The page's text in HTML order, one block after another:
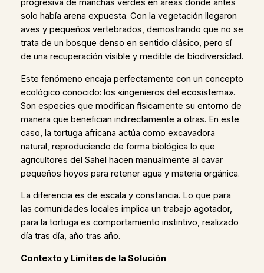
progresiva de manchas verdes en áreas donde antes
solo había arena expuesta. Con la vegetación llegaron
aves y pequeños vertebrados, demostrando que no se
trata de un bosque denso en sentido clásico, pero sí
de una recuperación visible y medible de biodiversidad.
Este fenómeno encaja perfectamente con un concepto
ecológico conocido: los «ingenieros del ecosistema».
Son especies que modifican físicamente su entorno de
manera que benefician indirectamente a otras. En este
caso, la tortuga africana actúa como excavadora
natural, reproduciendo de forma biológica lo que
agricultores del Sahel hacen manualmente al cavar
pequeños hoyos para retener agua y materia orgánica.
La diferencia es de escala y constancia. Lo que para
las comunidades locales implica un trabajo agotador,
para la tortuga es comportamiento instintivo, realizado
día tras día, año tras año.
Contexto y Límites de la Solución